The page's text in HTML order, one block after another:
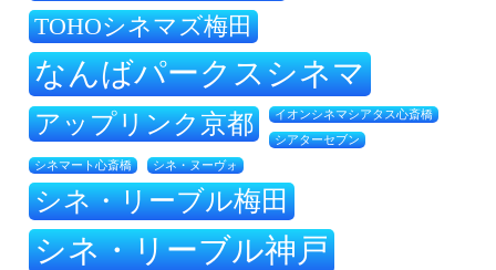
TOHOシネマズ梅田
なんばパークスシネマ
アップリンク京都 イオンシネマシアタス心斎橋
シアターセブン
シネマート心斎橋 シネ・ヌーヴォ
シネ・リーブル梅田
シネ・リーブル神戸